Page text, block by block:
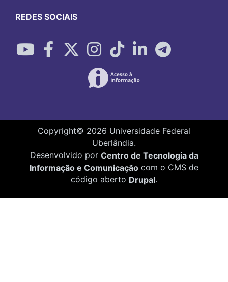
REDES SOCIAIS
Copyright© 2026 Universidade Federal
Uberlândia.
Desenvolvido por Centro de Tecnologia da
Informação e Comunicação com o CMS de
código aberto Drupal.